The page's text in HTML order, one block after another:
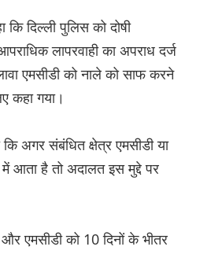
दिल्ली पुलिस को दोषी
लापरवाही का अपराध दर्ज
एमसीडी को नाले को साफ करने
कहा गया।
अगर संबंधित क्षेत्र एमसीडी या
आता है तो अदालत इस मुद्दे पर
एमसीडी को 10 दिनों के भीतर